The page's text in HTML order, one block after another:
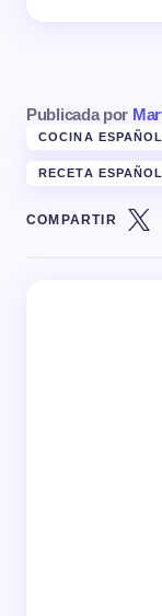
Publicada por
COCINA
RECETA
COMPARTIR